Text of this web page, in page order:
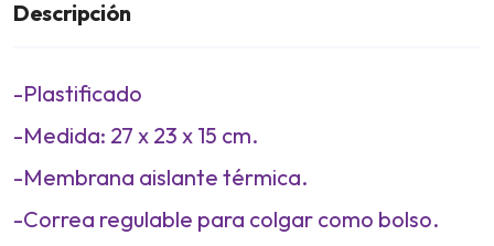
Descripción
-Plastificado
-Medida: 27 x 23 x 15 cm.
-Membrana aislante térmica.
-Correa regulable para colgar como bolso.